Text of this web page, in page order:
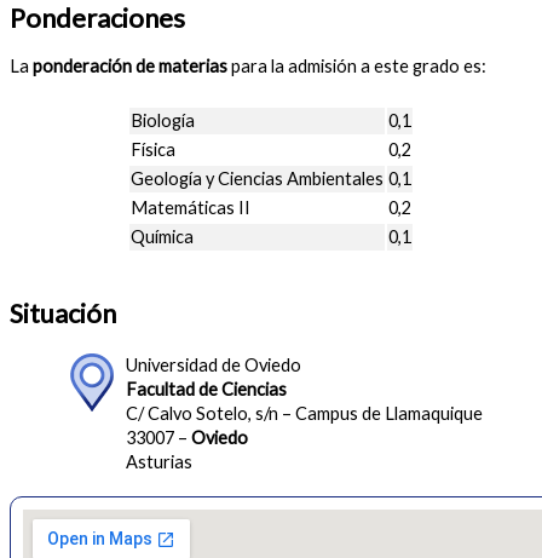
Ponderaciones
La ponderación de materiaspara la admisión a este grado es:
Biología
0,1
Física
0,2
Geología y Ciencias Ambientales 0,1
Matemáticas II
0,2
Química
0,1
Situación
Universidad de Oviedo
Facultad de Ciencias
C/ Calvo Sotelo, s/n – Campus de Llamaquique
33007 – Oviedo
Asturias